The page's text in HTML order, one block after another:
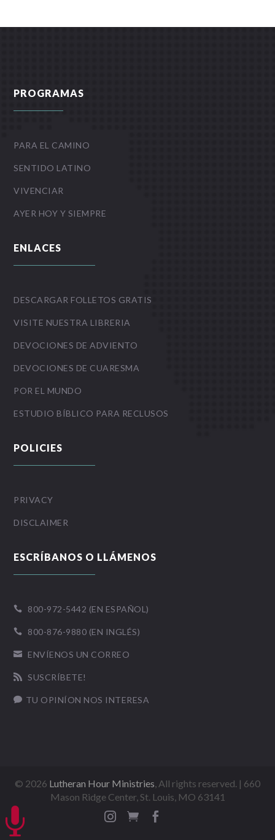
PROGRAMAS
PARA EL CAMINO
SENTIDO LATINO
VIVENCIAR
AYER HOY Y SIEMPRE
ENLACES
DESCARGAR FOLLETOS GRATIS
VISITE NUESTRA LIBRERIA
DEVOCIONES DE ADVIENTO
DEVOCIONES DE CUARESMA
POR EL MUNDO
ESTUDIO BÍBLICO PARA RECLUSOS
POLICIES
PRIVACY
DISCLAIMER
ESCRÍBANOS O LLÁMENOS
 800-972-5442 (EN ESPAÑOL)
 800-876-9880 (EN INGLÉS)
 ENVÍENOS UN CORREO
 SUSCRÍBETE!
 TU OPINÍON NOS INTERESA
© 2026 Lutheran Hour Ministries, All rights reserved. | 660
Mason Ridge Center, St. Louis, MO 63141

 
